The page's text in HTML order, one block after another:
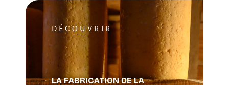
DÉCOUVRIR
LA FABRICATION DE LA